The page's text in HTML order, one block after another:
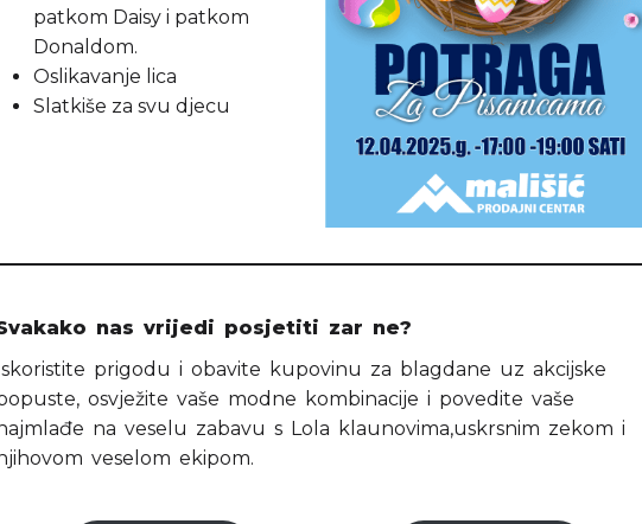
patkom Daisy i patkom
Donaldom.
Oslikavanje lica
Slatkiše za svu djecu
nas vrijedi posjetiti zar ne?
Iskoristite prigodu i obavite kupovinu za blagdane uz akcijske
osvježite vaše modne kombinacije i povedite vaše
na veselu zabavu s Lola klaunovima,uskrsnim zekom i
veselom ekipom.